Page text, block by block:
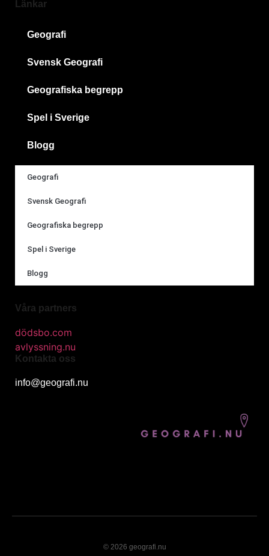
Länkar
Geografi
Svensk Geografi
Geografiska begrepp
Spel i Sverige
Blogg
Geografi
Svensk Geografi
Geografiska begrepp
Spel i Sverige
Blogg
Våra partners
dödsbo.com
avlyssning.nu
Kontakta oss
info@geografi.nu
© 2026 geografi.nu